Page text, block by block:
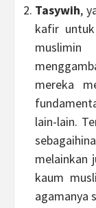
Tasywih,
kafir untuk
mereka
lain-lain.
melainkan
kaum
agamanya